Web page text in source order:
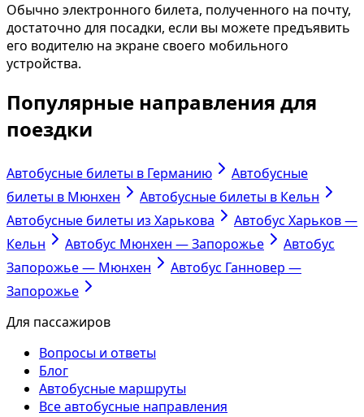
Обычно электронного билета, полученного на почту,
достаточно для посадки, если вы можете предъявить
его водителю на экране своего мобильного
устройства.
Популярные направления для
поездки
Автобусные билеты в Германию
Автобусные
билеты в Мюнхен
Автобусные билеты в Кельн
Автобусные билеты из Харькова
Автобус Харьков —
Кельн
Автобус Мюнхен — Запорожье
Автобус
Запорожье — Мюнхен
Автобус Ганновер —
Запорожье
Для пассажиров
Вопросы и ответы
Блог
Автобусные маршруты
Все автобусные направления